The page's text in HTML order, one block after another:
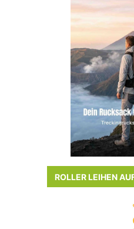
ROLLER LEIHEN